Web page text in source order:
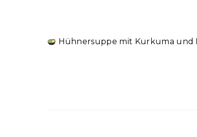
Hühnersuppe mit Kurkuma und